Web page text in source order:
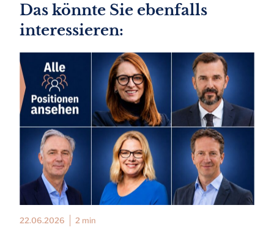
Das könnte Sie ebenfalls
interessieren:
22.06.2026 2 min